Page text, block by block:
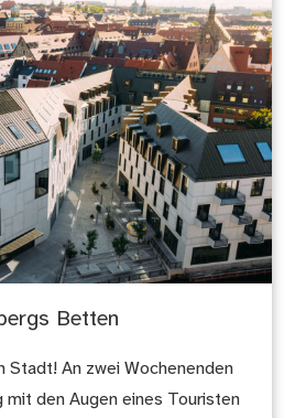
Betten
Stadt! An zwei Wochenenden
mit den Augen eines Touristen